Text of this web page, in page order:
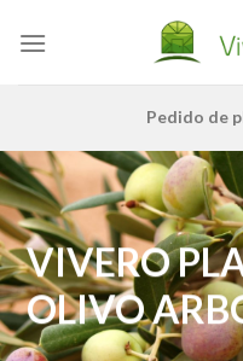
Pedido de
VIVERO
OLIVO